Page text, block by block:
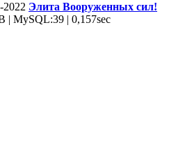
Элита Вооруженных сил!
| MySQL:39 | 0,157sec